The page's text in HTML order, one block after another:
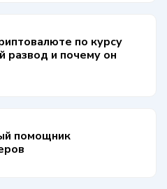
по курсу
развод и почему он
помощник